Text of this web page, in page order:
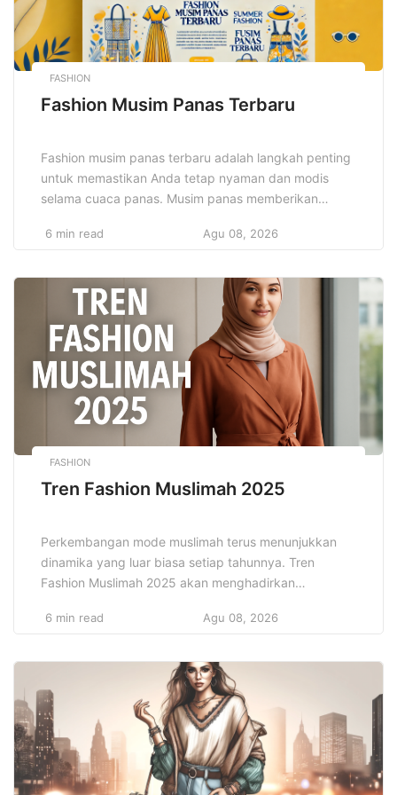
FASHION
Fashion Musim Panas Terbaru
Fashion musim panas terbaru adalah langkah penting
untuk memastikan Anda tetap nyaman dan modis
selama cuaca panas. Musim panas memberikan
warna cerah, desain kasual, dan pakaian ringan yang
tetapi juga meningkatkan kenyamanan. Dengan
pemilihan pakaian yang tepat, Anda bisa menikmati
cuaca panas tanpa merasa […]
6 min read Agu 08, 2026
FASHION
Tren Fashion Muslimah 2025
Perkembangan mode muslimah terus menunjukkan
dinamika yang luar biasa setiap tahunnya. Tren
Fashion Muslimah 2025 akan menghadirkan
syar’i yang terus dijaga. Wanita muslimah kini bisa
tetapi juga nyaman dipakai sepanjang hari. Tren
Fashion 2025 menonjolkan desain yang variatif dan
inovatif […]
6 min read Agu 08, 2026